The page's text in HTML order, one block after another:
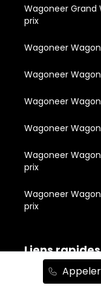
Appeler
Wagoneer Grand
prix
Wagoneer
Wagoneer
Wagoneer
Wagoneer
Wagoneer
prix
Wagoneer
prix
Liens rapides
À propos